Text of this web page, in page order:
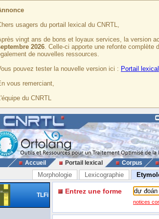
usagers du portail lexical du CNRTL,
vingt ans de bons et loyaux services, la version
2026. Celle-ci apporte une refonte complète
de nouvelles ressources.
pouvez tester la nouvelle version ici : Portail lexical
vous remerciant,
du CNRTL
Accueil Portail lexical Corpus
Morphologie Lexicographie
TLFi Entrez une forme
notices